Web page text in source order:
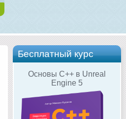
Бесплатный курс
Основы C++ в Unreal
Engine 5